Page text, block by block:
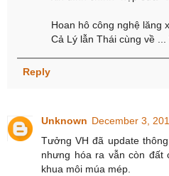
Hoan hô công nghệ lăng
Cả Lý lẫn Thái cùng về ...
Reply
Unknown December 3,
Tưởng VH đã update
nhưng hóa ra vẫn còn đất
khua môi múa mép.